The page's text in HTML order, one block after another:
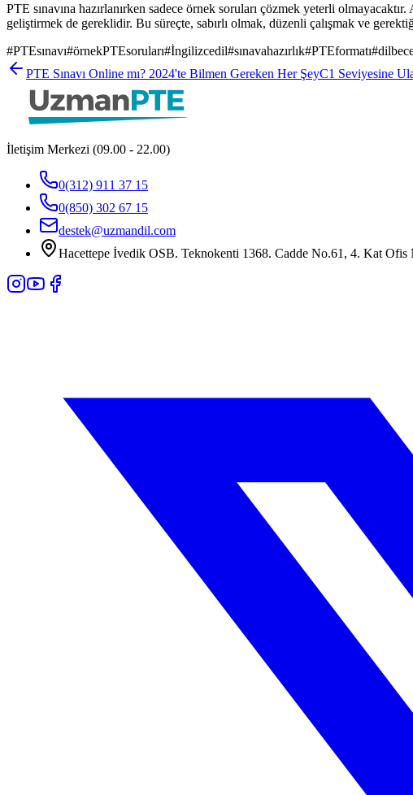
PTE sınavına hazırlanırken sadece örnek soruları çözmek yeterli
geliştirmek de gereklidir. Bu süreçte, sabırlı olmak, düzenli çalışmak ve
#PTEsınavı#örnekPTEsoruları#İngilizcedil#sınavahazırlık#PTEformatı#
PTE Sınavı Online mı? 2024'te Bilmen Gereken Her ŞeyC1 Seviyesine
İletişim Merkezi (09.00 - 22.00)
0(312) 911 37 15
0(850) 302 67 15
destek@uzmandil.com
Hacettepe İvedik OSB. Teknokenti 1368. Cadde No.61, 4. Kat